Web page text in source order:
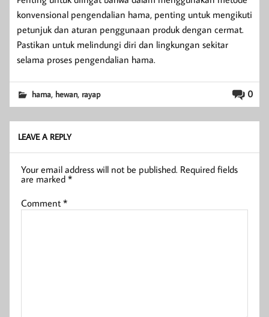
konvensional pengendalian hama, penting untuk mengikuti
petunjuk dan aturan penggunaan produk dengan cermat.
Pastikan untuk melindungi diri dan lingkungan sekitar
selama proses pengendalian hama.
0
hama, hewan, rayap
LEAVE A REPLY
Your email address will not be published. Required fields
are marked*
Comment*